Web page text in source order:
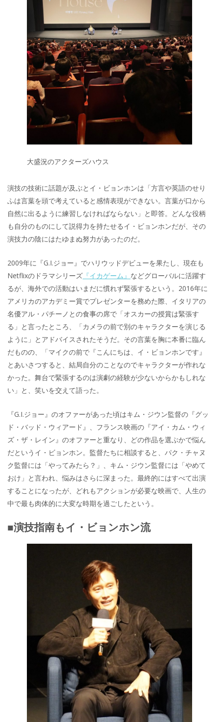
大盛況のアクターズハウス
演技の技術に話題が及ぶとイ・ビョンホンは「方言や英語のせり
ふは言葉を頭で考えていると感情表現ができない。言葉が口から
自然に出るように練習しなければならない」と即答。どんな役柄
も自分のものにして説得力を持たせるイ・ビョンホンだが、その
演技力の陰にはたゆまぬ努力があったのだ。
2009年に『G.I.ジョー』でハリウッドデビューを果たし、現在も
Netflixのドラマシリーズ 『イカゲーム』 などグローバルに活躍す
るが、海外での活動はいまだに慣れず緊張するという。2016年に
アメリカのアカデミー賞でプレゼンターを務めた際、イタリアの
名優アル・パチーノとの食事の席で「オスカーの授賞は緊張す
る」と言ったところ、「カメラの前で別のキャラクターを演じる
ように」とアドバイスされたそうだ。その言葉を胸に本番に臨ん
だものの、「マイクの前で『こんにちは、イ・ビョンホンです』
とあいさつすると、結局自分のことなのでキャラクターが作れな
かった。舞台で緊張するのは演劇の経験が少ないからかもしれな
い」と、笑いを交えて語った。
『G.I.ジョー』のオファーがあった頃はキム・ジウン監督の『グッ
ド・バッド・ウィアード』、フランス映画の『アイ・カム・ウィ
ズ・ザ・レイン』のオファーと重なり、どの作品を選ぶかで悩ん
だというイ・ビョンホン。監督たちに相談すると、パク・チャヌ
ク監督には「やってみたら？」、キム・ジウン監督には「やめて
おけ」と言われ、悩みはさらに深まった。最終的にはすべて出演
することになったが、どれもアクションが必要な映画で、人生の
中で最も肉体的に大変な時期を過ごしたという。
■演技指南もイ・ビョンホン流